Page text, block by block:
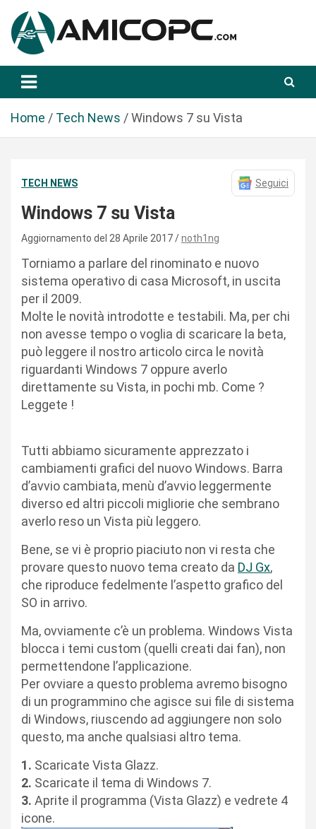
a
Amicopc.com
Home Tech News Windows 7 su Vista
TECH NEWS Seguici
Windows 7 su Vista
Aggiornamento del 28 Aprile 2017 noth1ng
Torniamo a parlare del rinominato e nuovo
sistema operativo di casa Microsoft, in uscita
per il 2009.
Molte le novità introdotte e testabili. Ma, per chi
non avesse tempo o voglia di scaricare la beta,
può leggere il nostro articolo circa le novità
riguardanti Windows 7 oppure averlo
direttamente su Vista, in pochi mb. Come ?
Leggete !
Tutti abbiamo sicuramente apprezzato i
cambiamenti grafici del nuovo Windows. Barra
d’avvio cambiata, menù d’avvio leggermente
diverso ed altri piccoli migliorie che sembrano
averlo reso un Vista più leggero.
Bene, se vi è proprio piaciuto non vi resta che
provare questo nuovo tema creato da DJ Gx,
che riproduce fedelmente l’aspetto grafico del
SO in arrivo.
Ma, ovviamente c’è un problema. Windows Vista
blocca i temi custom (quelli creati dai fan), non
permettendone l’applicazione.
Per ovviare a questo problema avremo bisogno
di un programmino che agisce sui file di sistema
di Windows, riuscendo ad aggiungere non solo
questo, ma anche qualsiasi altro tema.
1. Scaricate Vista Glazz.
2. Scaricate il tema di Windows 7.
3. Aprite il programma (Vista Glazz) e vedrete 4
icone.